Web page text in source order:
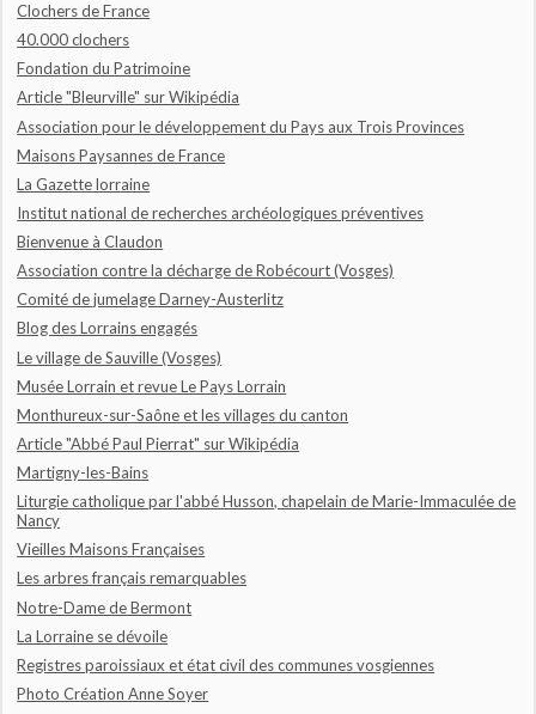
Clochers de France
40.000 clochers
Fondation du Patrimoine
Article "Bleurville" sur Wikipédia
Association pour le développement du Pays aux Trois Provinces
Maisons Paysannes de France
La Gazette lorraine
Institut national de recherches archéologiques préventives
Bienvenue à Claudon
Association contre la décharge de Robécourt (Vosges)
Comité de jumelage Darney-Austerlitz
Blog des Lorrains engagés
Le village de Sauville (Vosges)
Musée Lorrain et revue Le Pays Lorrain
Monthureux-sur-Saône et les villages du canton
Article "Abbé Paul Pierrat" sur Wikipédia
Martigny-les-Bains
Liturgie catholique par l'abbé Husson, chapelain de Marie-Immaculée de
Nancy
Vieilles Maisons Françaises
Les arbres français remarquables
Notre-Dame de Bermont
La Lorraine se dévoile
Registres paroissiaux et état civil des communes vosgiennes
Photo Création Anne Soyer